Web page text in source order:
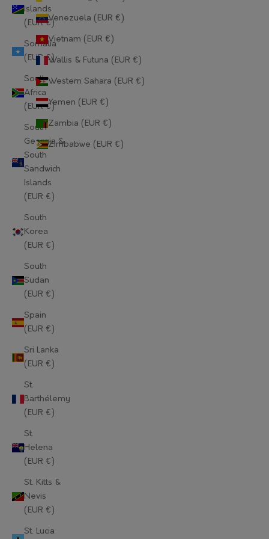
Islands
(EUR €)
Somalia
(EUR €)
South
Africa
(EUR €)
South
Georgia &
South
Sandwich
Islands
(EUR €)
South
Korea
(EUR €)
South
Sudan
(EUR €)
Spain
(EUR €)
Sri Lanka
(EUR €)
St.
Barthélemy
(EUR €)
St.
Helena
(EUR €)
St. Kitts &
Nevis
(EUR €)
St. Lucia
Venezuela (EUR €)
Vietnam (EUR €)
Wallis & Futuna (EUR €)
Western Sahara (EUR €)
Yemen (EUR €)
Zambia (EUR €)
Zimbabwe (EUR €)
Lithuania (EUR €)
Luxembourg (EUR €)
Macao SAR (EUR €)
Madagascar (EUR €)
Malawi (EUR €)
Malaysia (EUR €)
Maldives (EUR €)
Mali (EUR €)
Martinique (EUR €)
Mauritius (EUR €)
Moldova (EUR €)
Monaco (EUR €)
Montenegro (EUR €)
Morocco (EUR €)
Mozambique (EUR €)
Myanmar (Burma) (EUR €)
Namibia (EUR €)